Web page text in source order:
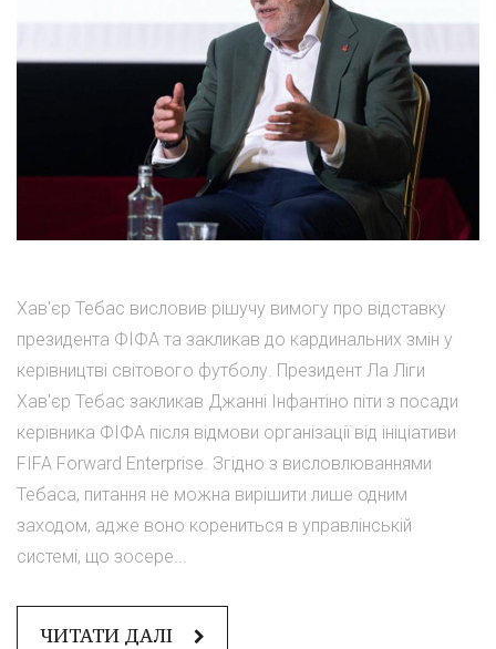
Хав'єр Тебас висловив рішучу вимогу про відставку
президента ФІФА та закликав до кардинальних змін у
керівництві світового футболу. Президент Ла Ліги
Хав'єр Тебас закликав Джанні Інфантіно піти з посади
керівника ФІФА після відмови організації від ініціативи
FIFA Forward Enterprise. Згідно з висловлюваннями
Тебаса, питання не можна вирішити лише одним
заходом, адже воно корениться в управлінській
системі, що зосере...
ЧИТАТИ ДАЛІ